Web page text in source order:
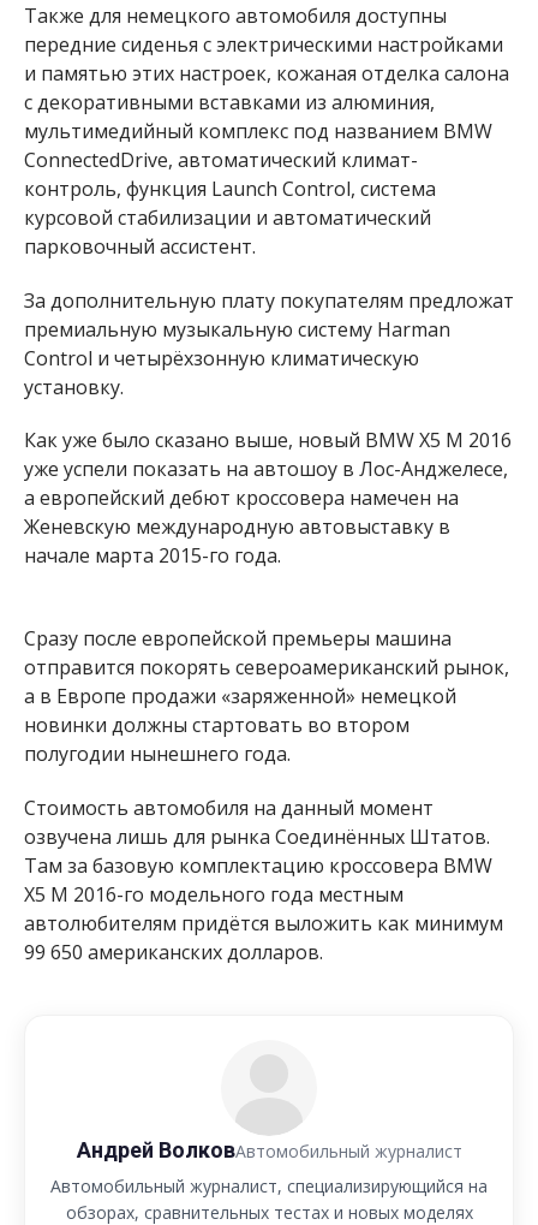
Также для немецкого автомобиля доступны
передние сиденья с электрическими настройками
и памятью этих настроек, кожаная отделка салона
с декоративными вставками из алюминия,
мультимедийный комплекс под названием BMW
ConnectedDrive, автоматический климат-
контроль, функция Launch Control, система
курсовой стабилизации и автоматический
парковочный ассистент.
За дополнительную плату покупателям предложат
премиальную музыкальную систему Harman
Control и четырёхзонную климатическую
установку.
Как уже было сказано выше, новый BMW X5 M 2016
уже успели показать на автошоу в Лос-Анджелесе,
а европейский дебют кроссовера намечен на
Женевскую международную автовыставку в
начале марта 2015-го года.
Сразу после европейской премьеры машина
отправится покорять североамериканский рынок,
а в Европе продажи «заряженной» немецкой
новинки должны стартовать во втором
полугодии нынешнего года.
Стоимость автомобиля на данный момент
озвучена лишь для рынка Соединённых Штатов.
Там за базовую комплектацию кроссовера BMW
X5 M 2016-го модельного года местным
автолюбителям придётся выложить как минимум
99 650 американских долларов.
Андрей ВолковАвтомобильный журналист
Автомобильный журналист, специализирующийся на
обзорах, сравнительных тестах и новых моделях